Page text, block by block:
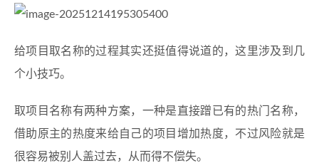
给项目取名称的过程其实还挺值得说道的，这里涉及到几
个小技巧。
取项目名称有两种方案，一种是直接蹭已有的热门名称，
借助原主的热度来给自己的项目增加热度，不过风险就是
很容易被别人盖过去，从而得不偿失。